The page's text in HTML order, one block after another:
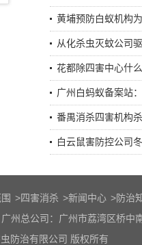
黄埔预防白蚁机构
从化杀虫灭蚊公司
花都除四害中心什
广州白蚂蚁备案站
番禺消杀四害机构
白云鼠害防控公司
>四害消杀 >新闻中心 >防治
广州总公司：广州市荔湾区桥中
防治有限公司 版权所有